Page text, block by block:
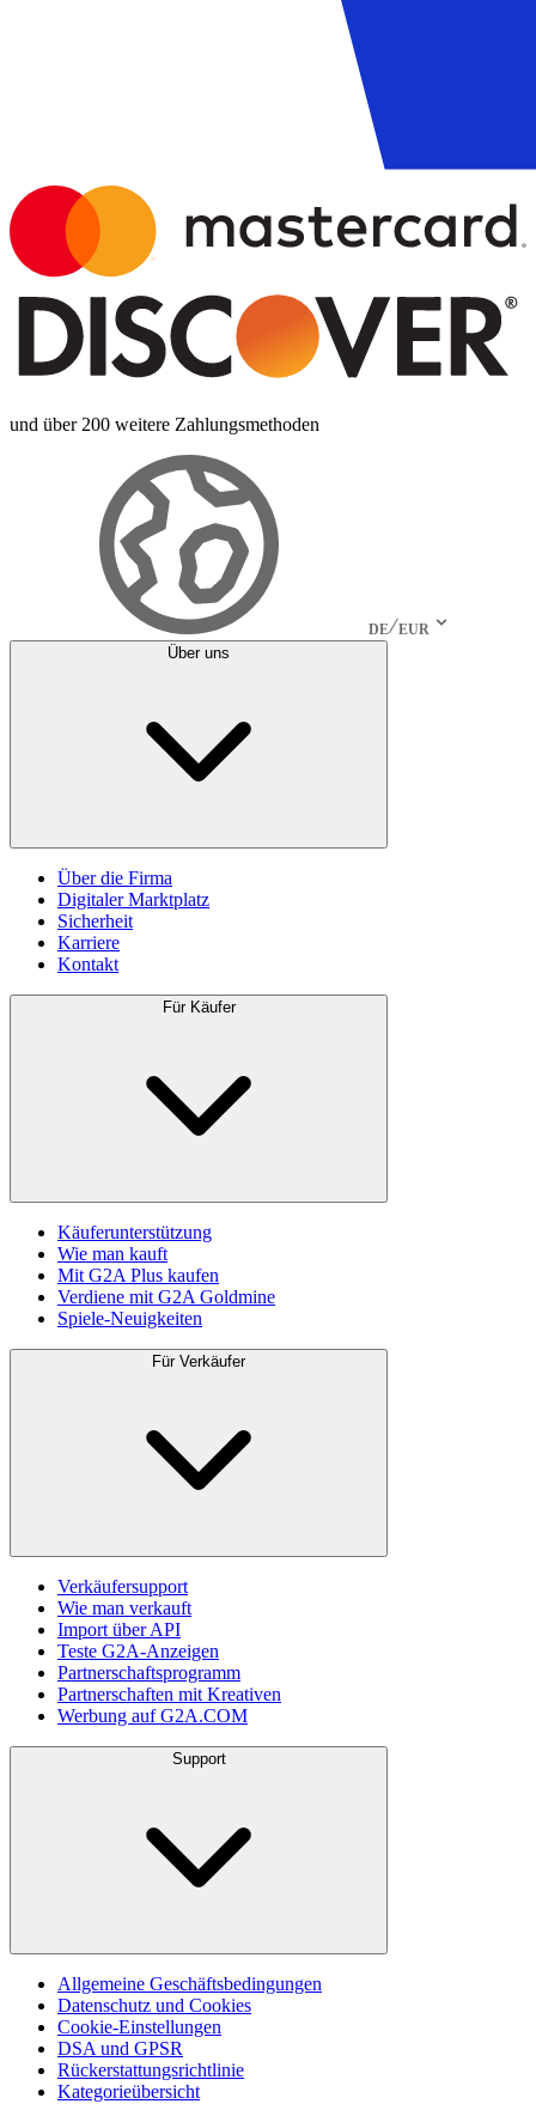
und über 200 weitere Zahlungsmethoden
DE EUR
Über uns
Über die Firma
Digitaler Marktplatz
Sicherheit
Karriere
Kontakt
Für Käufer
Käuferunterstützung
Wie man kauft
Mit G2A Plus kaufen
Verdiene mit G2A Goldmine
Spiele-Neuigkeiten
Für Verkäufer
Verkäufersupport
Wie man verkauft
Import über API
Teste G2A-Anzeigen
Partnerschaftsprogramm
Partnerschaften mit Kreativen
Werbung auf G2A.COM
Support
Allgemeine Geschäftsbedingungen
Datenschutz und Cookies
Cookie-Einstellungen
DSA und GPSR
Rückerstattungsrichtlinie
Kategorieübersicht